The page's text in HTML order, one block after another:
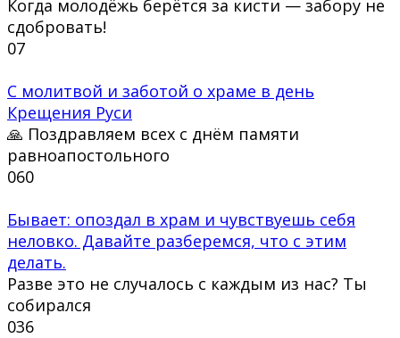
Когда молодёжь берётся за кисти — забору не
сдобровать!
07
С молитвой и заботой о храме в день
Крещения Руси
🙏 Поздравляем всех с днём памяти
равноапостольного
060
Бывает: опоздал в храм и чувствуешь себя
неловко. Давайте разберемся, что с этим
делать.
Разве это не случалось с каждым из нас? Ты
собирался
036